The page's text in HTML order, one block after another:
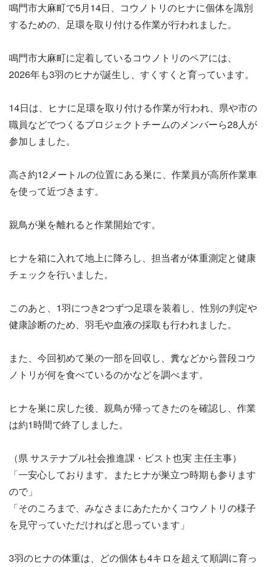
鳴門市大麻町で5月14日、コウノトリのヒナに個体を識別
するための、足環を取り付ける作業が行われました。
鳴門市大麻町に定着しているコウノトリのペアには、
2026年も3羽のヒナが誕生し、すくすくと育っています。
14日は、ヒナに足環を取り付ける作業が行われ、県や市の
職員などでつくるプロジェクトチームのメンバーら28人が
参加しました。
高さ約12メートルの位置にある巣に、作業員が高所作業車
を使って近づきます。
親鳥が巣を離れると作業開始です。
ヒナを箱に入れて地上に降ろし、担当者が体重測定と健康
チェックを行いました。
このあと、1羽につき2つずつ足環を装着し、性別の判定や
健康診断のため、羽毛や血液の採取も行われました。
また、今回初めて巣の一部を回収し、糞などから普段コウ
ノトリが何を食べているのかなどを調べます。
ヒナを巣に戻した後、親鳥が帰ってきたのを確認し、作業
は約1時間で終了しました。
（県 サステナブル社会推進課・ビスト也実 主任主事）
「一安心しております。またヒナが巣立つ時期も参ります
ので」
「そのころまで、みなさまにあたたかくコウノトリの様子
を見守っていただければと思っています」
3羽のヒナの体重は、どの個体も4キロを超えて順調に育っ